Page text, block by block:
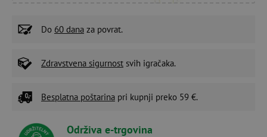
Do 60 dana za povrat.
Zdravstvena sigurnost svih igračaka.
Besplatna poštarina pri kupnji preko 59 €.
Održiva e-trgovina